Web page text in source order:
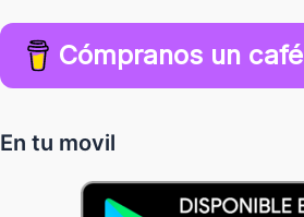
Cómpranos un café
En tu movil